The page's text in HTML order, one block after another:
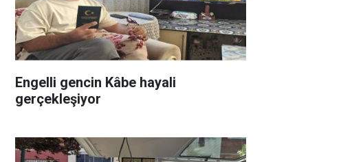
Engelli gencin Kâbe hayali
gerçekleşiyor